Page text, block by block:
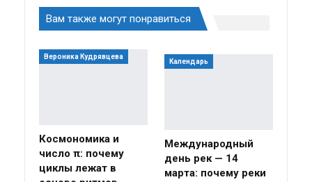
Вам также могут понравиться
Вероника Кудрявцева
Космономика и
число π: почему
циклы лежат в
Календарь
Международный
день рек — 14
марта: почему реки